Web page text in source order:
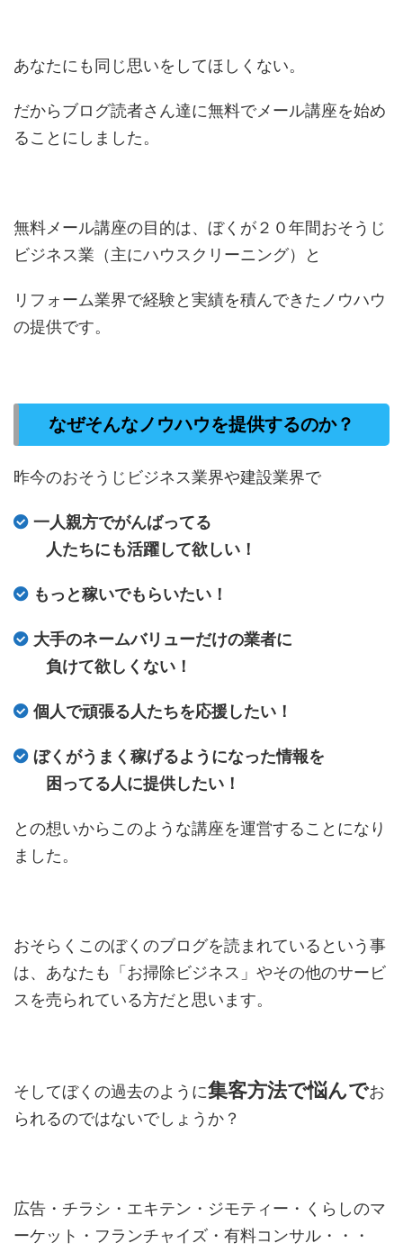
あなたにも同じ思いをしてほしくない。
だからブログ読者さん達に無料でメール講座を始め
ることにしました。
無料メール講座の目的は、ぼくが２０年間おそうじ
ビジネス業（主にハウスクリーニング）と
リフォーム業界で経験と実績を積んできたノウハウ
の提供です。
なぜそんなノウハウを提供するのか？
昨今のおそうじビジネス業界や建設業界で
一人親方でがんばってる
人たちにも活躍して欲しい！
もっと稼いでもらいたい！
大手のネームバリューだけの業者に
負けて欲しくない！
個人で頑張る人たちを応援したい！
ぼくがうまく稼げるようになった情報を
困ってる人に提供したい！
との想いからこのような講座を運営することになり
ました。
おそらくこのぼくのブログを読まれているという事
は、あなたも「お掃除ビジネス」やその他のサービ
スを売られている方だと思います。
そしてぼくの過去のように集客方法で悩んでお
られるのではないでしょうか？
広告・チラシ・エキテン・ジモティー・くらしのマ
ーケット・フランチャイズ・有料コンサル・・・